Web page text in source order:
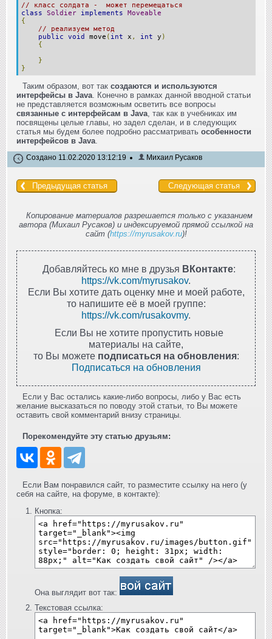
// класс солдата - может перемещаться
class
Soldier implements
Moveable
{
// реализуем метод
public
void move ( int x , int y )
{
}
}
Таким образом, вот так создаются и используются
интерфейсы в Java . Конечно в рамках данной вводной статьи
не представляется возможным осветить все вопросы
связанные с интерфейсам в Java , так как в учебниках им
посвящены целые главы, но задел сделан, и в следующих
статья мы будем более подробно рассматривать особенности
интерфейсов в Java
Создано 11.02.2020 13:12:19 Михаил Русаков
Предыдущая статья Следующая статья
Копирование материалов разрешается только с указанием
автора (Михаил Русаков) и индексируемой прямой ссылкой на
сайт (https://myrusakov.ru)!
Добавляйтесь ко мне в друзья ВКонтакте:
https://vk.com/myrusakov.
Если Вы хотите дать оценку мне и моей работе,
то напишите её в моей группе:
https://vk.com/rusakovmy.
Если Вы не хотите пропустить новые
материалы на сайте,
то Вы можете подписаться на обновления:
Подписаться на обновления
Если у Вас остались какие-либо вопросы, либо у Вас есть
желание высказаться по поводу этой статьи, то Вы можете
оставить свой комментарий внизу страницы.
Порекомендуйте эту статью друзьям:
Если Вам понравился сайт, то разместите ссылку на него (у
себя на сайте, на форуме, в контакте):
Кнопка:
Она выглядит вот так:
Текстовая ссылка: